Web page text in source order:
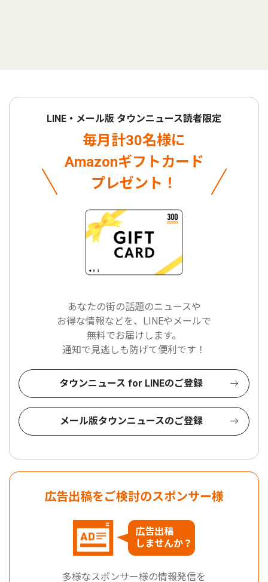
LINE・メール版 タウンニュース読者限定
毎月計30名様に
Amazonギフトカード
プレゼント！
あなたの街の話題のニュースや
お得な情報などを、LINEやメールで
無料でお届けします。
通知で見逃しも防げて便利です！
タウンニュース for LINEのご登録
メール版タウンニュースのご登録
広告出稿をご検討のスポンサー様
広告出稿
しませんか？
多様なスポンサー様の情報発信を